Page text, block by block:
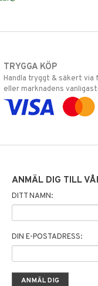
TRYGGA KÖP
Handla tryggt & säkert via
eller marknadens
ANMÄL DIG TILL
DITT NAMN:
DIN E-POSTADRESS: